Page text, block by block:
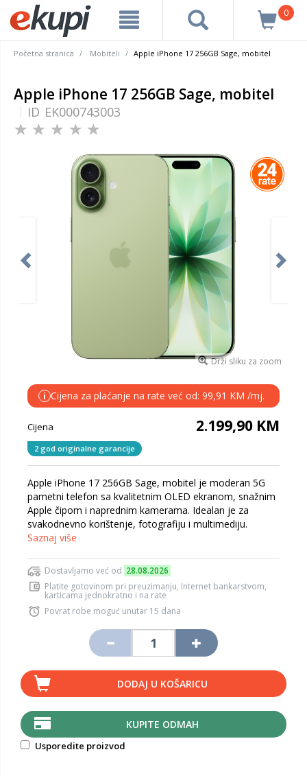
0
Početna stranica Mobiteli Apple iPhone 17 256GB Sage, mobitel
Apple iPhone 17 256GB Sage, mobitel
ID EK000743003
Drži sliku za zoom
i Cijena za plaćanje na rate već od: 99,91 KM /mj.
Cijena 2.199,90 KM
2 god originalne garancije
Apple iPhone 17 256GB Sage, mobitel je moderan 5G
pametni telefon sa kvalitetnim OLED ekranom, snažnim
Apple čipom i naprednim kamerama. Idealan je za
svakodnevno korištenje, fotografiju i multimediju.
Saznaj više
Dostavljamo već od 28.08.2026
Platite gotovinom pri preuzimanju, Internet bankarstvom,
karticama jednokratno i na rate
Povrat robe moguć unutar 15 dana
DODAJ U KOŠARICU
KUPITE ODMAH
Usporedite proizvod